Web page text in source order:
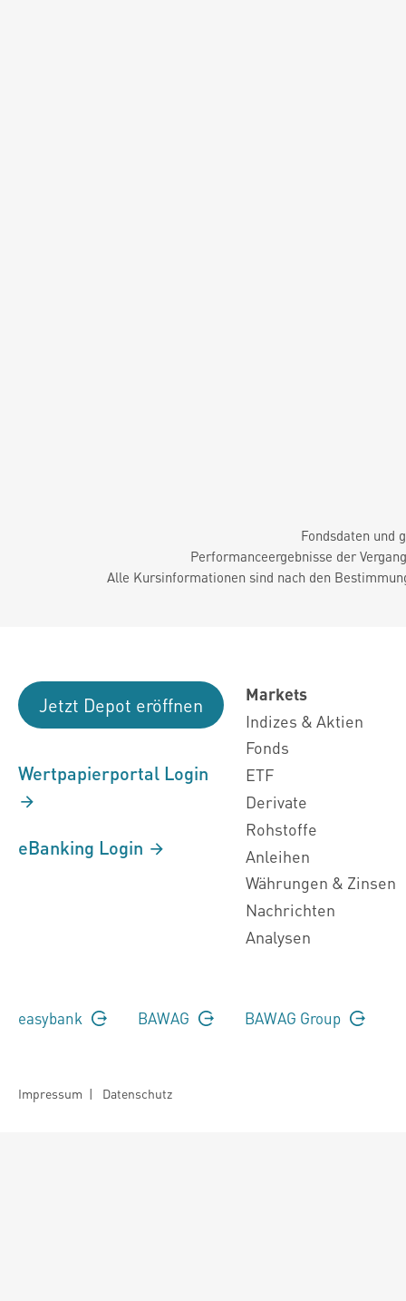
Fondsdaten und
Performanceergebnisse der
Alle Kursinformationen sind nach den
Jetzt Depot eröffnen
Wertpapierportal Login
eBanking Login
Markets
Indizes & Aktien
Fonds
ETF
Derivate
Rohstoffe
Anleihen
Währungen & Zinsen
Nachrichten
Analysen
easybank BAWAG BAWAG Group
Impressum | Datenschutz